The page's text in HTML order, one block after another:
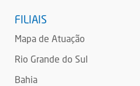
FILIAIS
Mapa de Atuação
Rio Grande do Sul
Bahia